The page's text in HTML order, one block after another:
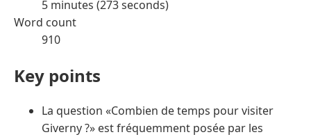
5 minutes (273 seconds)
Word count
910
Key points
La question «Combien de temps pour visiter
Giverny ?» est fréquemment posée par les